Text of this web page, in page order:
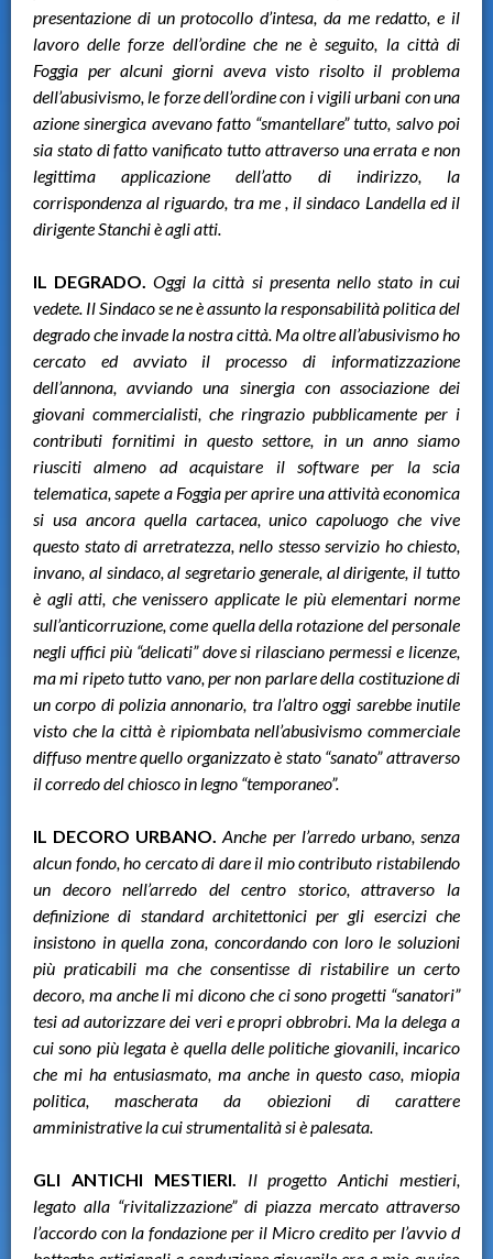
presentazione di un protocollo d’intesa, da me redatto, e il
lavoro delle forze dell’ordine che ne è seguito, la città di
Foggia per alcuni giorni aveva visto risolto il problema
dell’abusivismo, le forze dell’ordine con i vigili urbani con una
azione sinergica avevano fatto “smantellare” tutto, salvo poi
sia stato di fatto vanificato tutto attraverso una errata e non
legittima applicazione dell’atto di indirizzo, la
corrispondenza al riguardo, tra me , il sindaco Landella ed il
dirigente Stanchi è agli atti.
IL DEGRADO. Oggi la città si presenta nello stato in cui
vedete. Il Sindaco se ne è assunto la responsabilità politica del
degrado che invade la nostra città. Ma oltre all’abusivismo ho
cercato ed avviato il processo di informatizzazione
dell’annona, avviando una sinergia con associazione dei
giovani commercialisti, che ringrazio pubblicamente per i
contributi fornitimi in questo settore, in un anno siamo
riusciti almeno ad acquistare il software per la scia
telematica, sapete a Foggia per aprire una attività economica
si usa ancora quella cartacea, unico capoluogo che vive
questo stato di arretratezza, nello stesso servizio ho chiesto,
invano, al sindaco, al segretario generale, al dirigente, il tutto
è agli atti, che venissero applicate le più elementari norme
sull’anticorruzione, come quella della rotazione del personale
negli uffici più “delicati” dove si rilasciano permessi e licenze,
ma mi ripeto tutto vano, per non parlare della costituzione di
un corpo di polizia annonario, tra l’altro oggi sarebbe inutile
visto che la città è ripiombata nell’abusivismo commerciale
diffuso mentre quello organizzato è stato “sanato” attraverso
il corredo del chiosco in legno “temporaneo”.
IL DECORO URBANO. Anche per l’arredo urbano, senza
alcun fondo, ho cercato di dare il mio contributo ristabilendo
un decoro nell’arredo del centro storico, attraverso la
definizione di standard architettonici per gli esercizi che
insistono in quella zona, concordando con loro le soluzioni
più praticabili ma che consentisse di ristabilire un certo
decoro, ma anche li mi dicono che ci sono progetti “sanatori”
tesi ad autorizzare dei veri e propri obbrobri. Ma la delega a
cui sono più legata è quella delle politiche giovanili, incarico
che mi ha entusiasmato, ma anche in questo caso, miopia
politica, mascherata da obiezioni di carattere
amministrative la cui strumentalità si è palesata.
GLI ANTICHI MESTIERI. Il progetto Antichi mestieri,
legato alla “rivitalizzazione” di piazza mercato attraverso
l’accordo con la fondazione per il Micro credito per l’avvio d